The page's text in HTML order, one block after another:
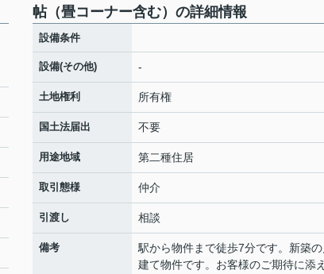
帖（畳コーナー含む）の詳細情報
設備条件
設備(その他) -
土地権利 所有権
国土法届出 不要
用途地域 第二種住居
取引態様 仲介
引渡し 相談
備考
駅から物件まで徒歩7分です。新築の
建て物件です。お客様のご期待に添